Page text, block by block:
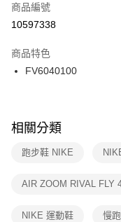
【「AFTEE先享後付」結帳
１．於結帳方式選擇「
２．訂單成立數日內，您將
３．收到繳費通知簡訊後
ATM／網路銀行／等多元方
※ 交易是否成功請以「
是否繳費成功／繳費後需取
客戶支援中心」
https://
１．透過由恩沛科技股份
權轉讓予恩沛科技股份有限
宅配
每筆NT$100，滿
付款後門市自取
每筆NT$100，滿
商品編號
10597338
商品特色
FV6040100
相關分類
跑步鞋 NIKE
AIR ZOOM RIVAL FLY
NIKE 運動鞋 慢